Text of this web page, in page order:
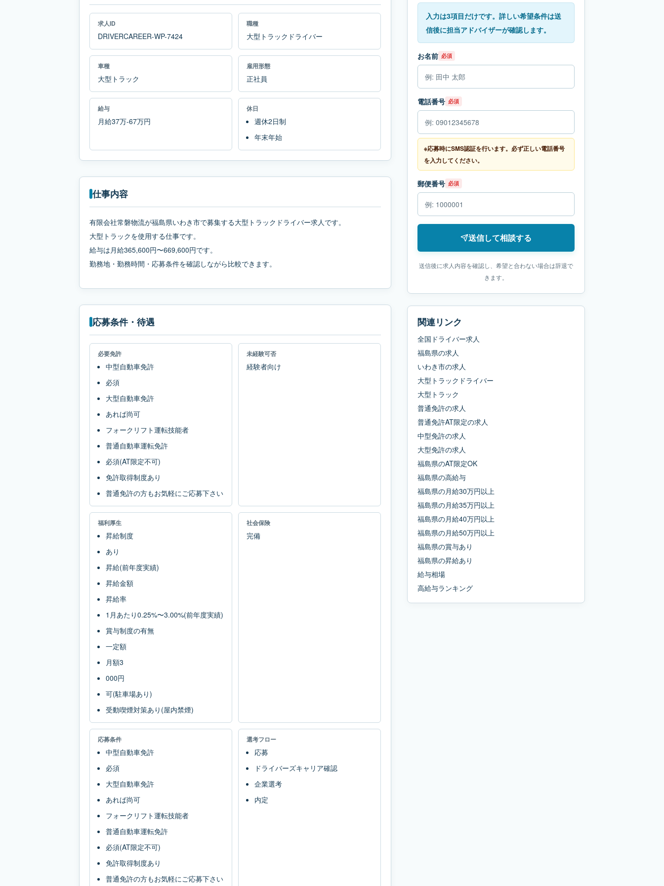
求人ID
DRIVERCAREER-WP-7424
職種
大型トラックドライバー
車種
大型トラック
雇用形態
正社員
給与
月給37万-67万円
休日
週休2日制
年末年始
仕事内容
有限会社常磐物流が福島県いわき市で募集する大型トラックドライバー求人です。
大型トラックを使用する仕事です。
給与は月給365,600円〜669,600円です。
勤務地・勤務時間・応募条件を確認しながら比較できます。
応募条件・待遇
必要免許
中型自動車免許
必須
大型自動車免許
あれば尚可
フォークリフト運転技能者
普通自動車運転免許
必須(AT限定不可)
免許取得制度あり
普通免許の方もお気軽にご応募下さい
未経験可否
経験者向け
福利厚生
昇給制度
あり
昇給(前年度実績)
昇給金額
昇給率
1月あたり0.25%〜3.00%(前年度実績)
賞与制度の有無
一定額
月額3
000円
可(駐車場あり)
受動喫煙対策あり(屋内禁煙)
社会保険
完備
応募条件
中型自動車免許
必須
大型自動車免許
あれば尚可
フォークリフト運転技能者
普通自動車運転免許
必須(AT限定不可)
免許取得制度あり
普通免許の方もお気軽にご応募下さい
選考フロー
応募
ドライバーズキャリア確認
企業選考
内定
入力は3項目だけです。詳しい希望条件は送
信後に担当アドバイザーが確認します。
お名前 必須
電話番号 必須
※応募時にSMS認証を行います。必ず正しい電話番号
を入力してください。
郵便番号 必須
送信して相談する
送信後に求人内容を確認し、希望と合わない場合は辞退で
きます。
関連リンク
全国ドライバー求人
福島県の求人
いわき市の求人
大型トラックドライバー
大型トラック
普通免許の求人
普通免許AT限定の求人
中型免許の求人
大型免許の求人
福島県のAT限定OK
福島県の高給与
福島県の月給30万円以上
福島県の月給35万円以上
福島県の月給40万円以上
福島県の月給50万円以上
福島県の賞与あり
福島県の昇給あり
給与相場
高給与ランキング